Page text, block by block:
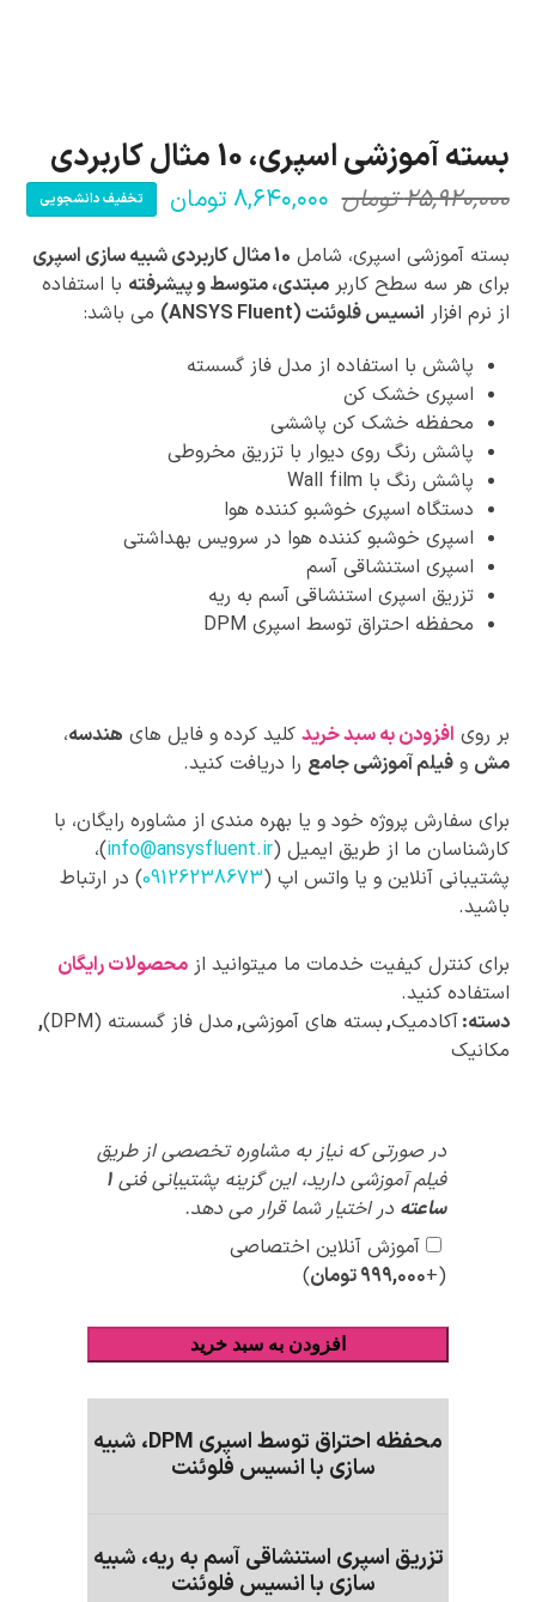
بسته آموزشی اسپری، 10 مثال کاربردی
۲۵,۹۲۰,۰۰۰ تومان
قیمت
اصلی:
۲۵,۹۲۰,۰۰۰ تومان
بود.
۸,۶۴۰,۰۰۰ تومان
قیمت
فعلی:
۸,۶۴۰,۰۰۰ تومان.
تخفیف دانشجویی
بسته آموزشی اسپری، شامل 10 مثال کاربردی شبیه سازی اسپری
برای هر سه سطح کاربرمبتدی، متوسط و پیشرفته با استفاده
از نرم افزار انسیس فلوئنت (ANSYS Fluent)
می باشد:
پاشش با استفاده از مدل فاز گسسته
اسپری خشک کن
محفظه خشک کن پاششی
پاشش رنگ روی دیوار با تزریق مخروطی
پاشش رنگ با Wall film
دستگاه اسپری خوشبو کننده هوا
اسپری خوشبو کننده هوا در سرویس بهداشتی
اسپری استنشاقی آسم
تزریق اسپری استنشاقی آسم به ریه
محفظه احتراق توسط اسپری DPM
بر روی افزودن به سبد خرید کلید کرده و فایل های هندسه،
مش وفیلم آموزشی جامع را دریافت کنید.
برای سفارش پروژه خود و یا بهره مندی از مشاوره رایگان، با
کارشناسان ما از طریق ایمیل (info@ansysfluent.ir)،
پشتیبانی آنلاین و یا واتس اپ (09126238673) در ارتباط
باشید.
برای کنترل کیفیت خدمات ما میتوانید ازمحصولات رایگان
استفاده کنید.
دسته:آکادمیک,بسته های آموزشی,مدل فاز گسسته (DPM)
,
مکانیک
تزریق اسپری استنشاقی آسم به ریه، شبیه
سازی با انسیس فلوئنت
محفظه احتراق توسط اسپری DPM، شبیه
سازی با انسیس فلوئنت
پیشنهادات
ویژه
در صورتی که نیاز به مشاوره تخصصی از طریق
فیلم آموزشی دارید، این گزینه پشتیبانی فنی 1
ساعته در اختیار شما قرار می دهد.
آموزش آنلاین اختصاصی
(+۹۹۹,۰۰۰تومان)
افزودن به سبد خرید